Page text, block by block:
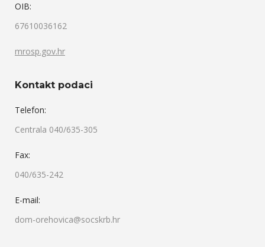
OIB:
67610036162
mrosp.gov.hr
Kontakt podaci
Telefon:
Centrala 040/635-305
Fax:
040/635-242
E-mail:
dom-orehovica@socskrb.hr